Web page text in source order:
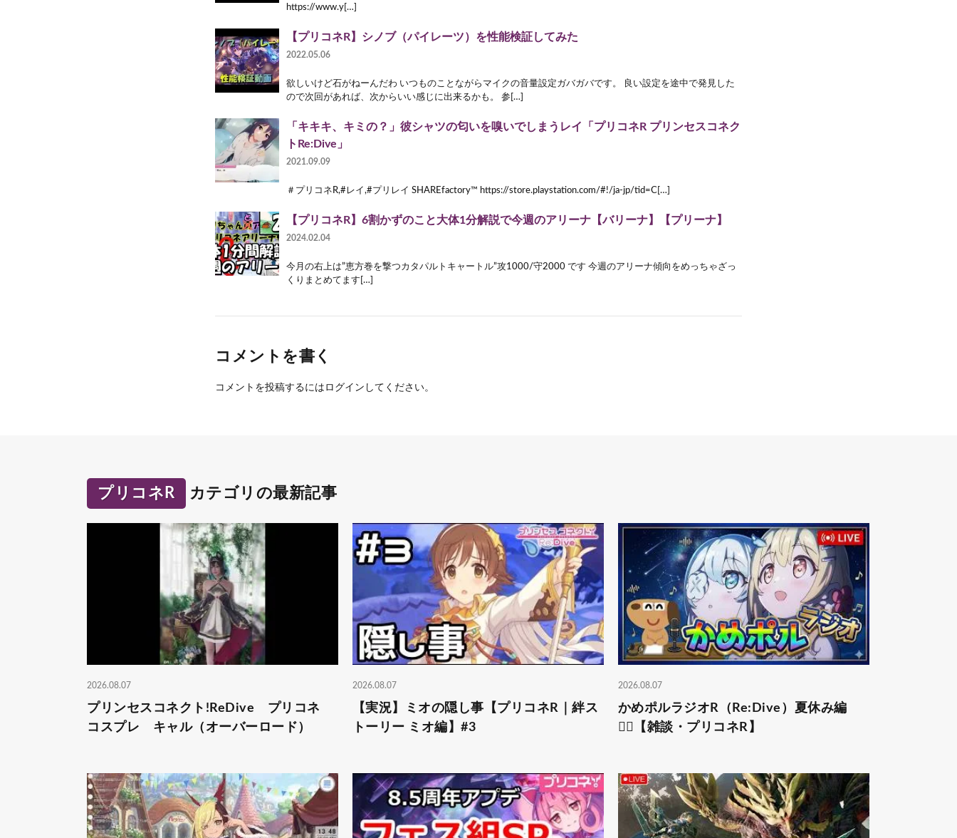
https://www.y[…]
【プリコネR】シノブ（パイレーツ）を性能検証してみた
2022.05.06
欲しいけど石がねーんだわ いつものことながらマイクの音量設定ガバガバです。 良い設定を途中で発見した
ので次回があれば、次からいい感じに出来るかも。 参[…]
「キキキ、キミの？」彼シャツの匂いを嗅いでしまうレイ「プリコネR プリンセスコネク
トRe:Dive」
2021.09.09
＃プリコネR,#レイ,#プリレイ SHAREfactory™ https://store.playstation.com/#!/ja-jp/tid=C[…]
【プリコネR】6割かずのこと大体1分解説で今週のアリーナ【バリーナ】【プリーナ】
2024.02.04
今月の右上は”恵方巻を撃つカタパルトキャートル”攻1000/守2000 です 今週のアリーナ傾向をめっちゃざっ
くりまとめてます[…]
コメントを書く
コメントを投稿するには ログイン してください。
プリコネR カテゴリの最新記事
2026.08.07
プリンセスコネクト!ReDive プリコネ
コスプレ キャル（オーバーロード）
2026.08.07
【実況】ミオの隠し事【プリコネR｜絆ス
トーリー ミオ編】#3
2026.08.07
かめポルラジオR（Re:Dive）⁠夏休み編
🏄‍♀️【雑談・プリコネR】